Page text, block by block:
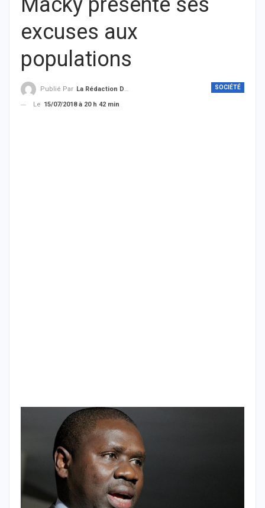
excuses aux
populations
SOCIÉTÉ
Publié Par La Rédaction De THIEYSENEGAL.com
Le 15/07/2018 à 20 h 42 min